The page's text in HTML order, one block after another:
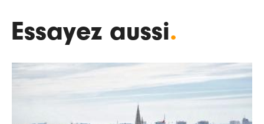
Essayez aussi.